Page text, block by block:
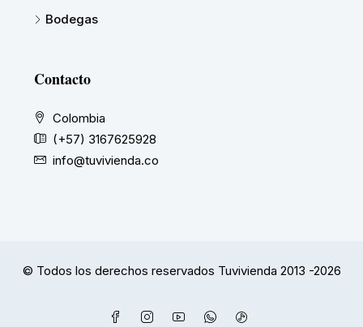
Bodegas
Contacto
Colombia
(+57) 3167625928
info@tuvivienda.co
© Todos los derechos reservados Tuvivienda 2013 -2026